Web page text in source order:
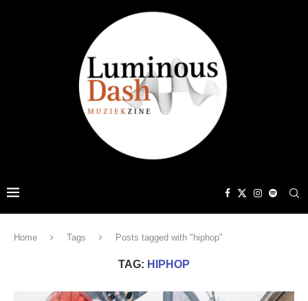
Home Tags Posts tagged with "hiphop"
TAG: HIPHOP